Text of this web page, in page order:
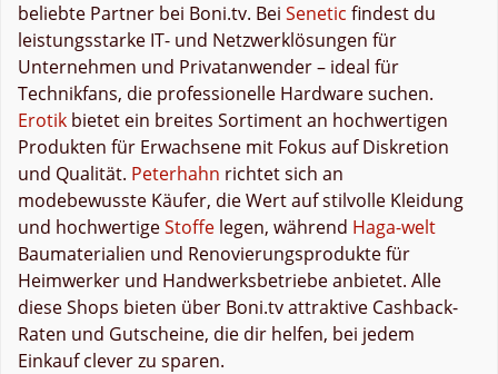
beliebte Partner bei Boni.tv. Bei Senetic findest du
leistungsstarke IT- und Netzwerklösungen für
Unternehmen und Privatanwender – ideal für
Technikfans, die professionelle Hardware suchen.
Erotik bietet ein breites Sortiment an hochwertigen
Produkten für Erwachsene mit Fokus auf Diskretion
und Qualität. Peterhahn richtet sich an
modebewusste Käufer, die Wert auf stilvolle Kleidung
und hochwertigeStoffe legen, während Haga-welt
Baumaterialien und Renovierungsprodukte für
Heimwerker und Handwerksbetriebe anbietet. Alle
diese Shops bieten über Boni.tv attraktive Cashback-
Raten und Gutscheine, die dir helfen, bei jedem
Einkauf clever zu sparen.